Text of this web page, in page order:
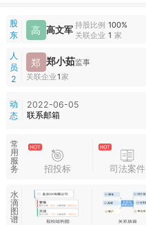
股
东
高 高文军 持股比例 100%
关联企业 1 家
人
员
2
郑 郑小茹监事
关联企业1家
动
态
2022-06-05
联系邮箱
常
用
服
务
招投标 司法案件
水
滴
图
谱